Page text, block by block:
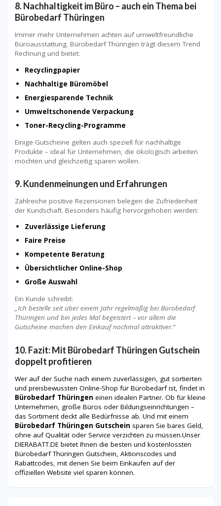
8. Nachhaltigkeit im Büro – auch ein Thema bei
Bürobedarf Thüringen
Immer mehr Unternehmen achten auf umweltfreundliche
Büroausstattung. Bürobedarf Thüringen trägt diesem Trend
Rechnung und bietet:
Recyclingpapier
Nachhaltige Büromöbel
Energiesparende Technik
Umweltschonende Verpackung
Toner-Recycling-Programme
Einige Gutscheine gelten auch speziell für nachhaltige
Produkte – ideal für Unternehmen, die ökologisch arbeiten
möchten und gleichzeitig sparen wollen.
9. Kundenmeinungen und Erfahrungen
Zahlreiche positive Rezensionen belegen die Zufriedenheit
der Kundschaft. Besonders häufig hervorgehoben werden:
Zuverlässige Lieferung
Faire Preise
Kompetente Beratung
Übersichtlicher Online-Shop
Große Auswahl
Ein Kunde schreibt:
„Ich bestelle seit über einem Jahr regelmäßig bei Bürobedarf
Thüringen und bin jedes Mal begeistert – vor allem die
Gutscheine machen den Einkauf nochmal attraktiver.“
10. Fazit: Mit Bürobedarf Thüringen Gutschein
doppelt profitieren
Wer auf der Suche nach einem zuverlässigen, gut sortierten
und preisbewussten Online-Shop für Bürobedarf ist, findet in
Bürobedarf Thüringen einen idealen Partner. Ob für kleine
Unternehmen, große Büros oder Bildungseinrichtungen –
das Sortiment deckt alle Bedürfnisse ab. Und mit einem
Bürobedarf Thüringen Gutschein sparen Sie bares Geld,
ohne auf Qualität oder Service verzichten zu müssen.Unser
DIERABATT.DE bietet Ihnen die besten und kostenlossten
Bürobedarf Thüringen Gutschein, Aktionscodes und
Rabattcodes, mit denen Sie beim Einkaufen auf der
offiziellen Website viel sparen können.